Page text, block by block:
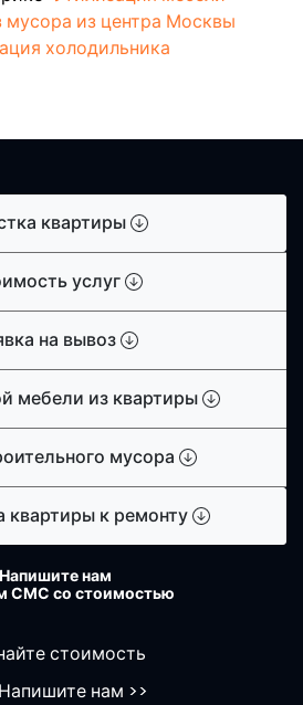
квартиры
услуг
на вывоз
мебели из квартиры
мусора
квартиры к ремонту
Напишите нам
СМС со стоимостью
стоимость
Напишите нам >>
мусора из центра Москвы
холодильника